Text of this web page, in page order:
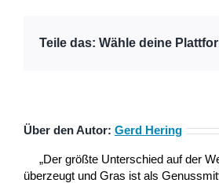
Teile das: Wähle deine
Über den Autor: Gerd Hering
„Der größte Unterschied auf der
überzeugt und Gras ist als